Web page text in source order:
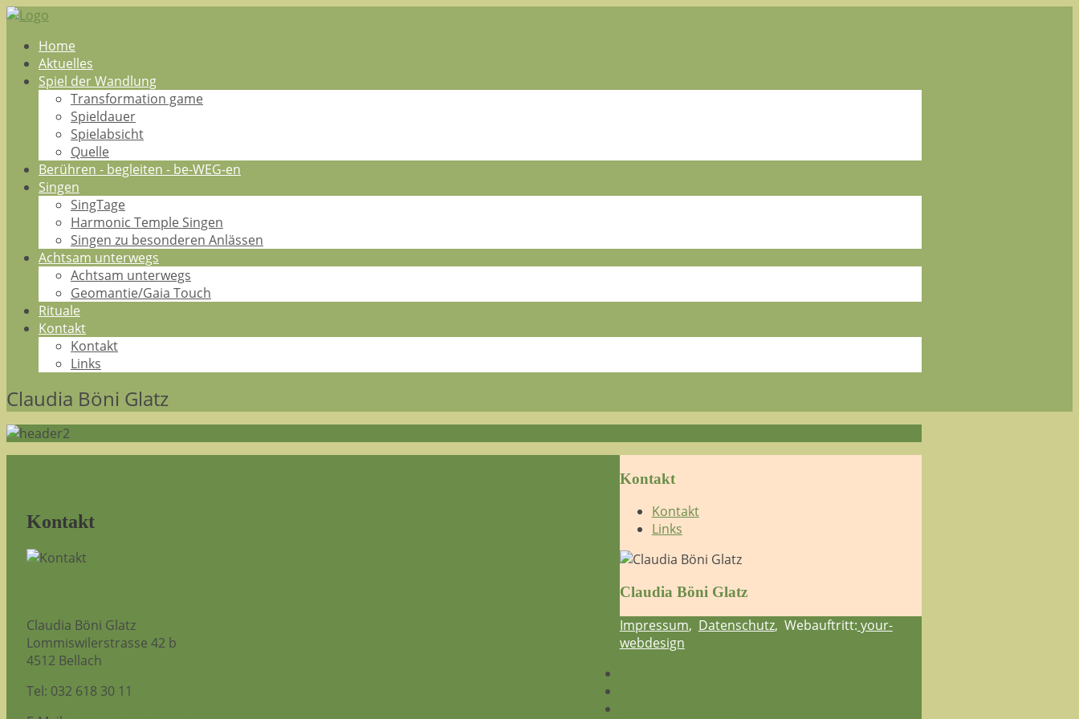
Home
Aktuelles
Spiel der Wandlung
Transformation game
Spieldauer
Spielabsicht
Quelle
Berühren - begleiten - be-WEG-en
Singen
SingTage
Harmonic Temple Singen
Singen zu besonderen Anlässen
Achtsam unterwegs
Achtsam unterwegs
Geomantie/Gaia Touch
Rituale
Kontakt
Kontakt
Links
Claudia Böni Glatz
Kontakt
Kontakt
Links
Claudia Böni Glatz
Kontakt
Claudia Böni Glatz
Lommiswilerstrasse 42 b
4512 Bellach
Tel: 032 618 30 11
Impressum, Datenschutz, Webauftritt: your-
webdesign